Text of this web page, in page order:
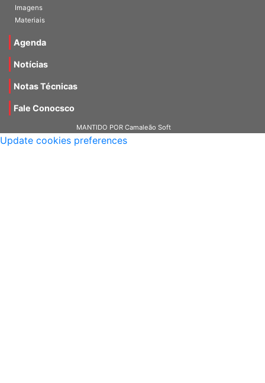
Imagens
Materiais
Agenda
Notícias
Notas Técnicas
Fale Conocsco
MANTIDO POR Camaleão Soft
Update cookies preferences